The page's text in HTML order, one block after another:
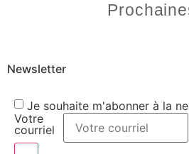
Newsletter
Je souhaite m'abonner à la
Votre
courriel